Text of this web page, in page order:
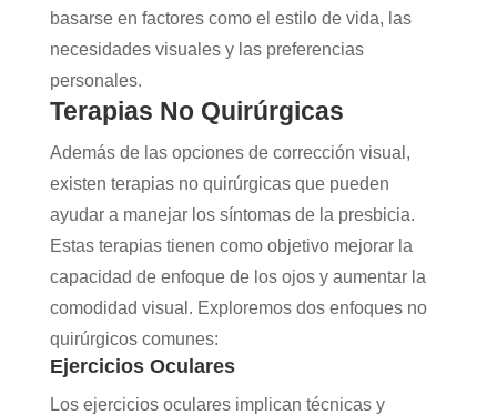
basarse en factores como el estilo de vida, las
necesidades visuales y las preferencias
personales.
Terapias No Quirúrgicas
Además de las opciones de corrección visual,
existen terapias no quirúrgicas que pueden
ayudar a manejar los síntomas de la presbicia.
Estas terapias tienen como objetivo mejorar la
capacidad de enfoque de los ojos y aumentar la
comodidad visual. Exploremos dos enfoques no
quirúrgicos comunes:
Ejercicios Oculares
Los ejercicios oculares implican técnicas y